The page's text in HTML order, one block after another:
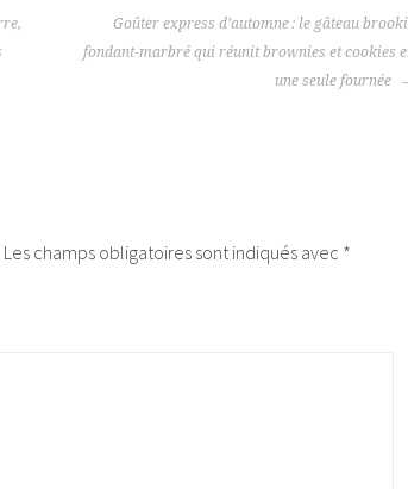
Goûter express d’automne : le gâteau
fondant-marbré qui réunit brownies et cookies
une seule fournée
Les champs obligatoires sont indiqués avec *